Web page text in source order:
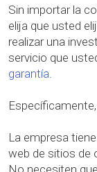
Sin importar la
elija que usted
realizar una
servicio que
garantía.
La empresa
web de sitios de
No necesiten